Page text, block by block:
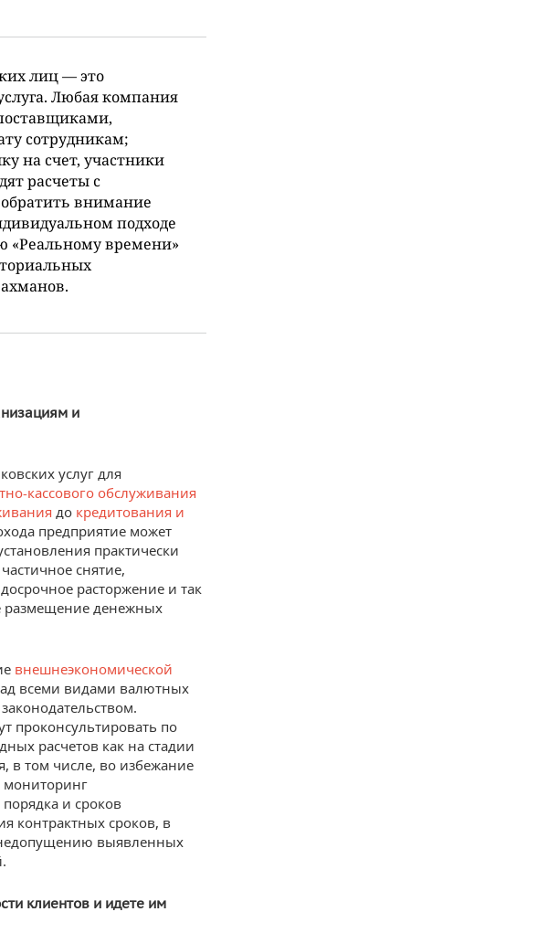
лиц — это
Любая компания
сотрудникам;
на счет, участники
расчеты с
внимание
подходе
«Реальному времени»
и
услуг для
кассового обслуживания
до кредитования и
предприятие может
практически
снятие,
расторжение и так
размещение денежных
внешнеэкономической
всеми видами валютных
проконсультировать по
расчетов как на стадии
в том числе, во избежание
мониторинг
и сроков
контрактных сроков, в
выявленных
клиентов и идете им